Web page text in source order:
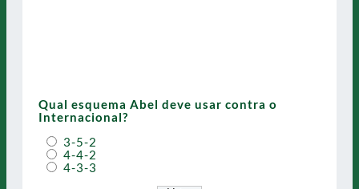
Qual esquema Abel deve usar contra o
Internacional?
3-5-2
4-4-2
4-3-3